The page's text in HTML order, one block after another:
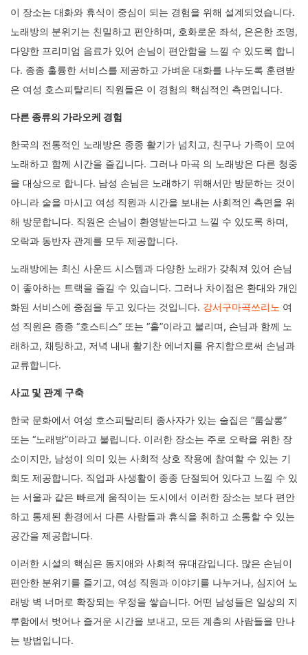
이 장소는 대화와 휴식이 중심이 되는 경험을 위해 설계되었습니다.
노래방의 분위기는 친밀하고 편안하며, 호화로운 좌석, 은은한 조명,
다양한 프리미엄 음료가 있어 손님이 편안함을 느낄 수 있도록 합니
다. 종종 훌륭한 서비스를 제공하고 가벼운 대화를 나누도록 훈련받
은 여성 호스피탈리티 직원들은 이 경험의 핵심적인 측면입니다.
다른 종류의 가라오케 경험
한국의 전통적인 노래방은 종종 활기가 넘치고, 친구나 가족이 모여
노래하고 함께 시간을 즐깁니다. 그러나 마곡 의 노래방은 다른 청중
을 대상으로 합니다. 남성 손님은 노래하기 위해서만 방문하는 것이
아니라 술을 마시고 여성 직원과 시간을 보내는 사회적인 측면을 위
해 방문합니다. 직원은 손님이 환영받는다고 느낄 수 있도록 하며,
오락과 동반자 관계를 모두 제공합니다.
노래방에는 최신 사운드 시스템과 다양한 노래가 갖춰져 있어 손님
이 좋아하는 트랙을 즐길 수 있습니다. 그러나 차이점은 환대와 개인
화된 서비스에 중점을 두고 있다는 것입니다. 강서구마곡쓰리노 여
성 직원은 종종 “호스티스” 또는 “홀”이라고 불리며, 손님과 함께 노
래하고, 채팅하고, 저녁 내내 활기찬 에너지를 유지함으로써 손님과
교류합니다.
사교 및 관계 구축
한국 문화에서 여성 호스피탈리티 종사자가 있는 술집은 “룸살롱”
또는 “노래방”이라고 불립니다. 이러한 장소는 주로 오락을 위한 장
소이지만, 남성이 의미 있는 사회적 상호 작용에 참여할 수 있는 기
회도 제공합니다. 직업과 사생활이 종종 단절되어 있다고 느낄 수 있
는 서울과 같은 빠르게 움직이는 도시에서 이러한 장소는 보다 편안
하고 통제된 환경에서 다른 사람들과 휴식을 취하고 소통할 수 있는
공간을 제공합니다.
이러한 시설의 핵심은 동지애와 사회적 유대감입니다. 많은 손님이
편안한 분위기를 즐기고, 여성 직원과 이야기를 나누거나, 심지어 노
래방 벽 너머로 확장되는 우정을 쌓습니다. 어떤 남성들은 일상의 지
루함에서 벗어나 즐거운 시간을 보내고, 모든 계층의 사람들을 만나
는 방법입니다.